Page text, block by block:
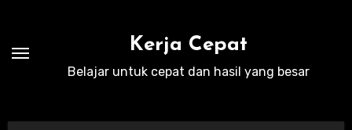
content
Kerja Cepat
Belajar untuk cepat dan hasil yang besar